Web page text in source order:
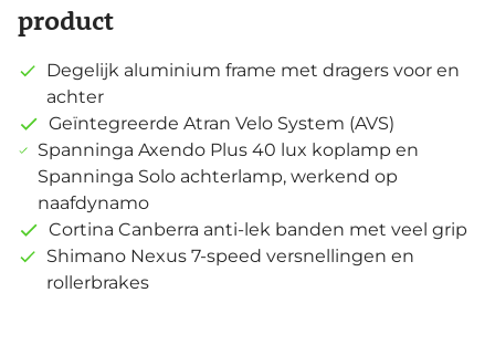
product
Degelijk aluminium frame met dragers voor en
achter
Geïntegreerde Atran Velo System (AVS)
Spanninga Axendo Plus 40 lux koplamp en
Spanninga Solo achterlamp, werkend op
naafdynamo
Cortina Canberra anti-lek banden met veel grip
Shimano Nexus 7-speed versnellingen en
rollerbrakes